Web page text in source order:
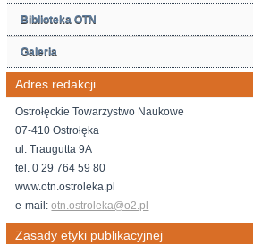
Biblioteka OTN
Galeria
Adres redakcji
Ostrołęckie Towarzystwo Naukowe
07-410 Ostrołęka
ul. Traugutta 9A
tel. 0 29 764 59 80
www.otn.ostroleka.pl
e-mail:otn.ostroleka@o2.pl
Zasady etyki publikacyjnej